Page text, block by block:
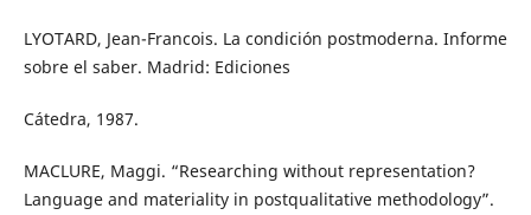
LYOTARD, Jean-Francois. La condición postmoderna. Informe
sobre el saber. Madrid: Ediciones
Cátedra, 1987.
MACLURE, Maggi. “Researching without representation?
Language and materiality in postqualitative methodology”.